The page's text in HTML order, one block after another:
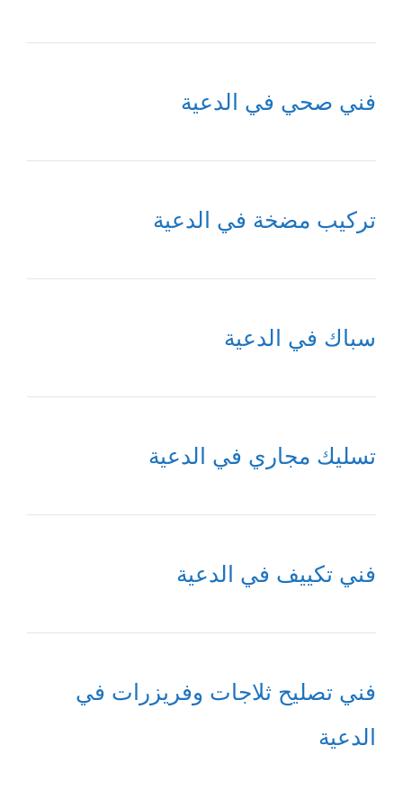
فني صحي في الدعية
تركيب مضخة في الدعية
سباك في الدعية
تسليك مجاري في الدعية
فني تكييف في الدعية
فني تصليح ثلاجات وفريزرات في
الدعية